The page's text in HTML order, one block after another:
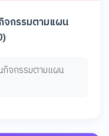
จกรรมตามแผน
กิจกรรมตามแผน